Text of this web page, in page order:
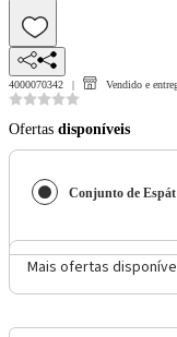
4000070342 Vendido e
Ofertas disponíveis
Mais ofertas